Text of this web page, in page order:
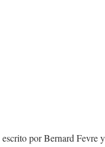
por Bernard